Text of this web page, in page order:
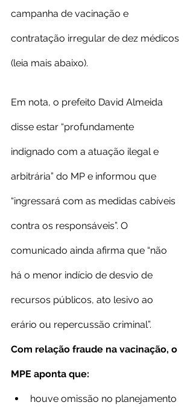
campanha de vacinação e
contratação irregular de dez médicos
(leia mais abaixo).
Em nota, o prefeito David Almeida
disse estar “profundamente
indignado com a atuação ilegal e
arbitrária” do MP e informou que
“ingressará com as medidas cabíveis
contra os responsáveis”. O
comunicado ainda afirma que “não
há o menor indício de desvio de
recursos públicos, ato lesivo ao
erário ou repercussão criminal”.
Com relação fraude na vacinação, o
MPE aponta que:
houve omissão no planejamento